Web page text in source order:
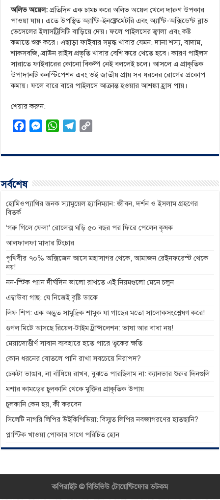
অলিভ অয়েল: প্রতিদিন এক চামচ করে অলিভ অয়েল খেলে দারুণ উপকার
পাওয়া যায়। এতে উপস্থিত অ্যান্টি-ইনফ্লেমেটরি এবং অ্যান্টি-অক্সিডেন্ট ব্লাড
ভেসেলের ইলাসট্রিসিটি বাড়িয়ে দেয়। ফলে পাইলসের জ্বালা এবং কষ্ট
কমাতে শুরু করে। এছাড়া ফাইবার সমৃদ্ধ খাবার যেমন: দানা শস্য, বাদাম,
শাকসবজি, ব্রাউন রাইস প্রভৃতি খাবার বেশি করে খেতে হবে। কারণ পাইলস
সারাতে ফাইবারের কোনো বিকল্প নেই বললেই চলে। আসলে এ প্রাকৃতিক
উপাদানটি কনস্টিপেশন এবং ওই জাতীয় প্রায় সব ধরনের রোগের প্রকোপ
কমায়। ফলে বারে বারে পাইলসে আক্রান্ত হওয়ার আশঙ্কা হ্রাস পায়।
শেয়ার করুন:
c
o
o
M
s
g
r
W
a
p
l
a
p
n
সর্বশেষ
হোমিওপ্যাথির জনক স্যামুয়েল হ্যানিম্যান: জীবন, দর্শন ও ইসলাম গ্রহণের
বিতর্ক
‘গরু গিলে ফেলা’ রোলেক্স ঘড়ি ৫০ বছর পর ফিরে পেলেন কৃষক
আলফালফা মাদার টিংচার
পৃথিবীর ৭০% অক্সিজেন আসে মহাসাগর থেকে, আমাজন রেইনফরেস্ট থেকে
নয়!
নন-স্টিক প্যান দীর্ঘদিন ভালো রাখতে এই নিয়মগুলো মেনে চলুন
এম্বাউবা গাছ: যে নিজেই বৃষ্টি ডাকে
লিফ শিপ: এক অদ্ভুত সামুদ্রিক শামুক যা গাছের মতো সালোকসংশ্লেষণ করে!
গুগল মিটে আসছে রিয়েল-টাইম ট্রান্সলেশন: ভাষা আর বাধা নয়!
মেয়াদোত্তীর্ণ সাবান ব্যবহারে হতে পারে ত্বকের ক্ষতি
কোন ধরনের বোতলে পানি রাখা সবচেয়ে নিরাপদ?
চেকটা ভাঙাব, না বাঁধিয়ে রাখব, বুঝতে পারছিলাম না: ক্যানভার শুরুর দিনগুলি
মশার কামড়ের চুলকানি থেকে মুক্তির প্রাকৃতিক উপায়
চুলকানি কেন হয়, কী করবেন
সিলেটি নাগরি লিপির উইকিপিডিয়া: বিস্মৃত লিপির নবজাগরণের হাতছানি?
প্লাস্টিক খাওয়া পোকার সাথে পরিচিত হোন
কপিরাইট ©বিডিভিউ টোয়েন্টিফোর ডটকম